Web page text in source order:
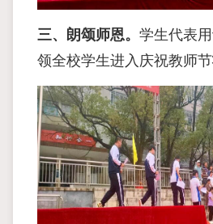
三、朗颂师恩。 学⽣代表
领全校学⽣进⼊庆祝教师节